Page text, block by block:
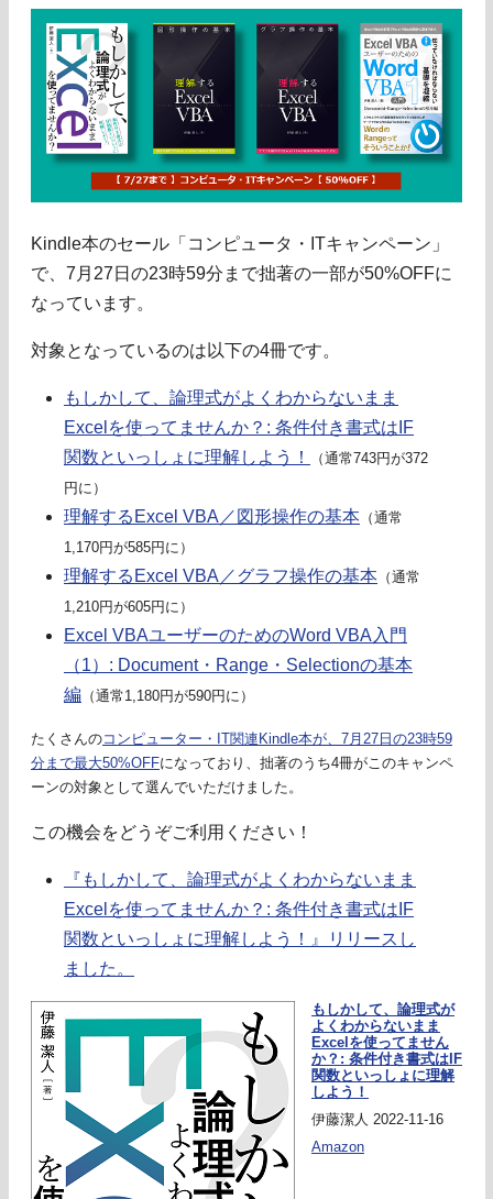
Kindle本のセール「コンピュータ・ITキャンペーン」
で、7月27日の23時59分まで拙著の一部が50%OFFに
なっています。
対象となっているのは以下の4冊です。
もしかして、論理式がよくわからないまま
Excelを使ってませんか？: 条件付き書式はIF
関数といっしょに理解しよう！
（通常743円が372
円に）
理解するExcel VBA／図形操作の基本 （通常
1,170円が585円に）
理解するExcel VBA／グラフ操作の基本 （通常
1,210円が605円に）
Excel VBAユーザーのためのWord VBA入門
（1）: Document・Range・Selectionの基本
編 （通常1,180円が590円に）
たくさんのコンピューター・IT関連Kindle本が、7月27日の23時59
分まで最大50%OFFになっており、拙著のうち4冊がこのキャンペ
ーンの対象として選んでいただけました。
この機会をどうぞご利用ください！
『もしかして、論理式がよくわからないまま
Excelを使ってませんか？: 条件付き書式はIF
関数といっしょに理解しよう！』リリースし
ました。
もしかして、論理式が
よくわからないまま
Excelを使ってません
か？: 条件付き書式はIF
関数といっしょに理解
しよう！
伊藤潔人 2022-11-16
Amazon